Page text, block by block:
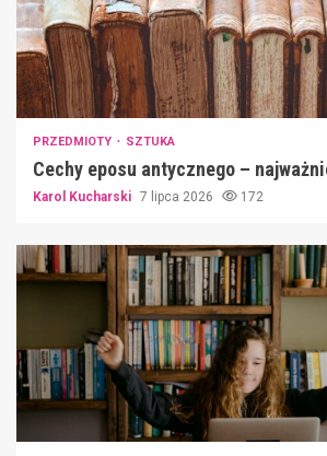
PRZEDMIOTY SZTUKA
Cechy eposu antycznego –
Karol Kucharski 7 lipca 2026 172